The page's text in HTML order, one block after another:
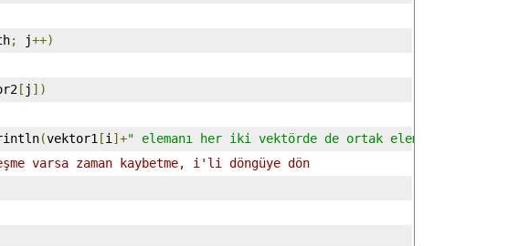
; j++)
[ j ])
(vektor1 [i ]+" elemanı her iki vektörde de ortak elemandır"
varsa zaman kaybetme, i'li döngüye dön